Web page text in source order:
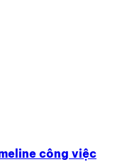
công việc